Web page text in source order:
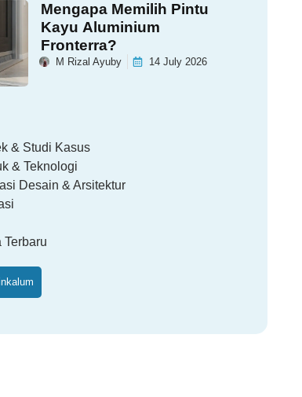
Mengapa Memilih Pintu
Kayu Aluminium
Fronterra?
M Rizal Ayuby 14 July 2026
& Studi Kasus
& Teknologi
Desain & Arsitektur
Terbaru